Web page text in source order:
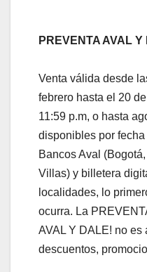
PREVENTA AVAL
Venta válida desde
febrero hasta el 20
11:59 p.m, o hasta
disponibles por
Bancos Aval
Villas) y billetera
localidades, lo
ocurra. La
AVAL Y DALE! no
descuentos,